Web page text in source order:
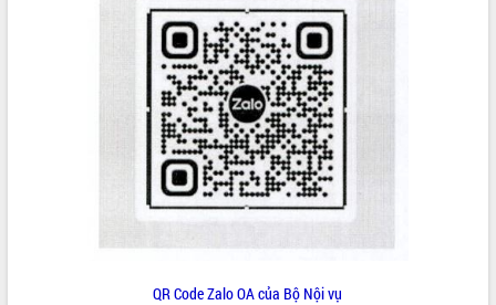
QUY HOẠCH - KẾ HOẠCH
QR Code Zalo OA của Bộ Nội vụ